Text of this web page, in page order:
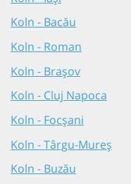
Koln - Bacău
Koln - Roman
Koln - Brașov
Koln - Cluj Napoca
Koln - Focșani
Koln - Târgu-Mureș
Koln - Buzău